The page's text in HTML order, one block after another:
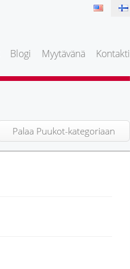
Blogi Myytävänä Kontakti
Palaa Puukot-kategoriaan